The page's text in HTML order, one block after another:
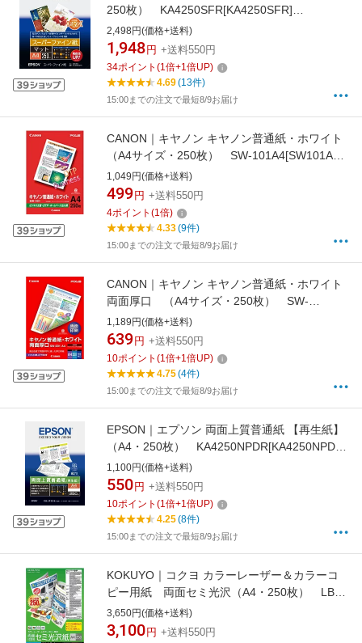
250枚） KA4250SFR[KA4250SFR]
【rb_pcp】
2,498円(価格+送料)
1,948 円 +送料550円
34ポイント (1倍+1倍UP)
4.69(13件)
15:00までの注文で最短8/9お届け
CANON｜キヤノン キヤノン普通紙・ホワイト
（A4サイズ・250枚） SW-101A4[SW101A4]
【rb_pcp】
1,049円(価格+送料)
499 円 +送料550円
4ポイント (1倍)
4.33(9件)
15:00までの注文で最短8/9お届け
CANON｜キヤノン キヤノン普通紙・ホワイト
両面厚口 （A4サイズ・250枚） SW-
201A4[SW201A4]【rb_pcp】
1,189円(価格+送料)
639 円 +送料550円
10ポイント (1倍+1倍UP)
4.75(4件)
15:00までの注文で最短8/9お届け
EPSON｜エプソン 両面上質普通紙 【再生紙】
（A4・250枚） KA4250NPDR[KA4250NPDR]
【rb_pcp】
1,100円(価格+送料)
550 円 +送料550円
10ポイント (1倍+1倍UP)
4.25(8件)
15:00までの注文で最短8/9お届け
KOKUYO｜コクヨ カラーレーザー＆カラーコ
ピー用紙 両面セミ光沢（A4・250枚） LBP-
FH1815[LBPFH1815]
3,650円(価格+送料)
3,100 円 +送料550円